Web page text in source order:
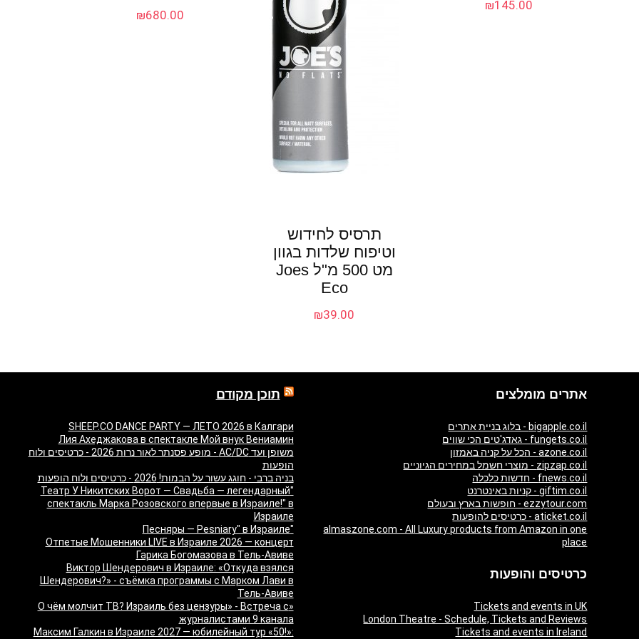
₪145.00
תרסיס לחידוש
וטיפוח שלדות בגוון
מט 500 מ"ל Joes
Eco
₪39.00
₪680.00
אתרים מומלצים
bigapple.co.il - בלוג בניית אתרים
fungets.co.il - גאדג'טים הכי שווים
azone.co.il - הכל על קניה באמזון
zipzap.co.il - מוצרי חשמל במחירים הגיוניים
fnews.co.il - חדשות כלכלה
giftim.co.il - קניות באינטרנט
ezzytour.com - חופשות בארץ ובעולם
aticket.co.il - כרטיסים להופעות
almaszone.com - All Luxury products from Amazon in one
place
כרטיסים והופעות
Tickets and events in UK
London Theatre - Schedule, Tickets and Reviews
Tickets and events in Ireland
תוכן מקודם
SHEEP.CO DANCE PARTY — ЛЕТО 2026 в Калгари
Лия Ахеджакова в спектакле Мой внук Вениамин
משופן ועד AC/DC - מופע פסנתר לאור נרות 2026 - כרטיסים ולוח
הופעות
בניה ברבי - חוגג עשור על הבמות! 2026 - כרטיסים ולוח הופעות
"Театр У Никитских Ворот — Свадьба — легендарный
спектакль Марка Розовского впервые в Израиле!" в
Израиле
"Песняры — Pesniary" в Израиле
Отпетые Мошенники LIVE в Израиле 2026 — концерт
Гарика Богомазова в Тель-Авиве
Виктор Шендерович в Израиле: «Откуда взялся
Шендерович?» - съёмка программы с Марком Лави в
Тель-Авиве
«О чём молчит ТВ? Израиль без цензуры» - Встреча с
журналистами 9 канала
Максим Галкин в Израиле 2027 — юбилейный тур «50!»: